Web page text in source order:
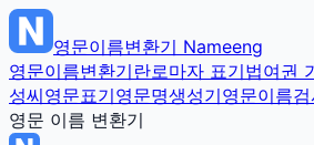
영문이름변환기 Nameeng
영문이름변환기란로마자 표기법여권
성씨영문표기영문명생성기영문이름검
영문 이름 변환기